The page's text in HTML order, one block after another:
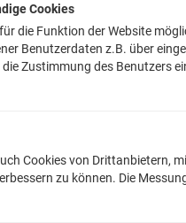
Artikelnummer: TLM2697
Cookies
die Funktion der Website
Benutzerdaten z.B. über
Zustimmung des Benutzers
Cookies von Drittanbietern,
zu können. Die